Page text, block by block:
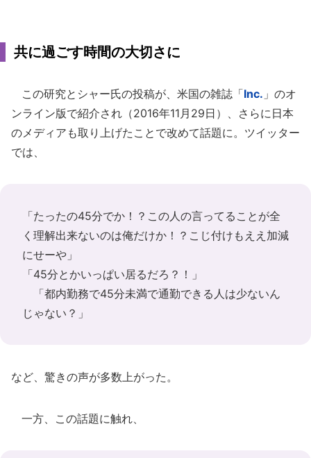
共に過ごす時間の大切さに
この研究とシャー氏の投稿が、米国の雑誌「Inc. 」のオ
ンライン版で紹介され（2016年11月29日）、さらに日本
のメディアも取り上げたことで改めて話題に。ツイッター
では、
「たったの45分でか！？この人の言ってることが全
く理解出来ないのは俺だけか！？こじ付けもええ加減
にせーや」
「45分とかいっぱい居るだろ？！」
「都内勤務で45分未満で通勤できる人は少ないん
じゃない？」
など、驚きの声が多数上がった。
一方、この話題に触れ、